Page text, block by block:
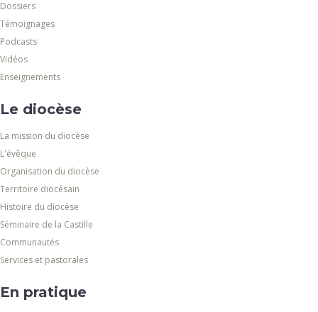
Dossiers
Témoignages
Podcasts
Vidéos
Enseignements
Le diocèse
La mission du diocèse
L'évêque
Organisation du diocèse
Territoire diocésain
Histoire du diocèse
Séminaire de la Castille
Communautés
Services et pastorales
En pratique